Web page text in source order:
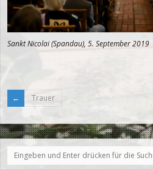
Sankt Nicolai (Spandau), 5. September 2019
Trauer